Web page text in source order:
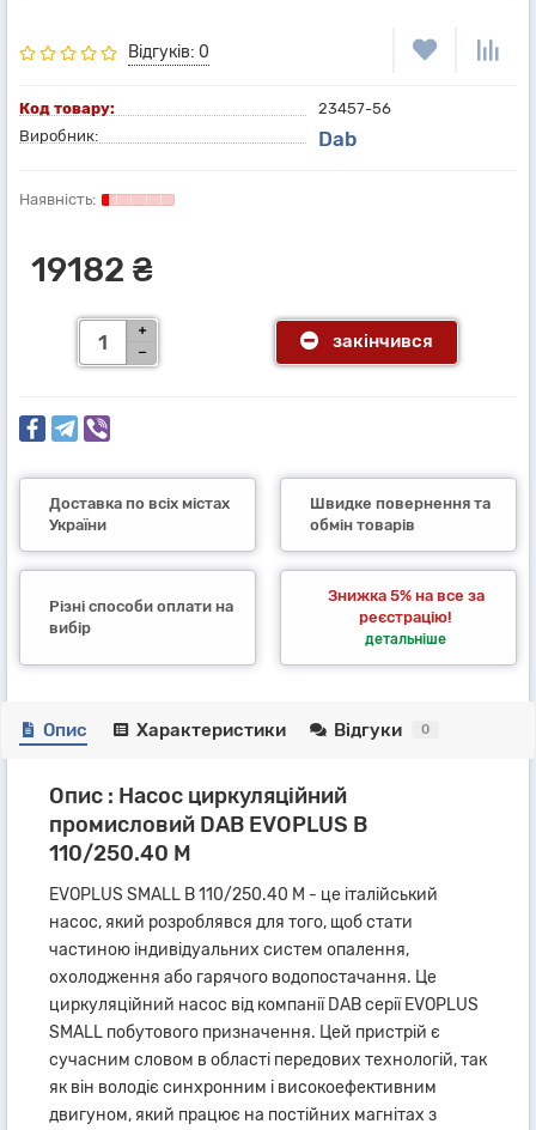
Відгуків: 0
Код товару:
23457-56
Виробник:
Dab
19182 ₴
закінчився
Доставка по всіх містах
України
Швидке повернення та
обмін товарів
Різні способи оплати на
вибір
Знижка 5% на все за
реєстрацію!
детальніше
Опис Характеристики Відгуки 0
Опис : Насос циркуляційний
промисловий DAB EVOPLUS B
110/250.40 M
EVOPLUS SMALL B 110/250.40 M - це італійський
насос, який розроблявся для того, щоб стати
частиною індивідуальних систем опалення,
охолодження або гарячого водопостачання. Це
циркуляційний насос від компанії DAB серії EVOPLUS
SMALL побутового призначення. Цей пристрій є
сучасним словом в області передових технологій, так
як він володіє синхронним і високоефективним
двигуном, який працює на постійних магнітах з